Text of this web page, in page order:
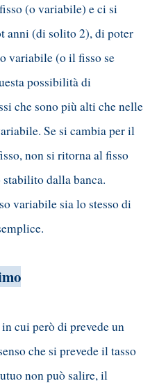
(o variabile) e ci si
anni (di solito 2), di poter
variabile (o il fisso se
possibilità di
che sono più alti che nelle
Se si cambia per il
non si ritorna al fisso
dalla banca.
variabile sia lo stesso di
cui però di prevede un
che si prevede il tasso
non può salire, il